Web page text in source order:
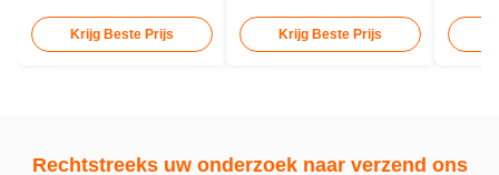
Ladle Wagon
Krijg Beste Prijs
Spoorweg
Goederenwagon
Krijg Beste Prijs
Rechtstreeks uw onderzoek naar verzend ons